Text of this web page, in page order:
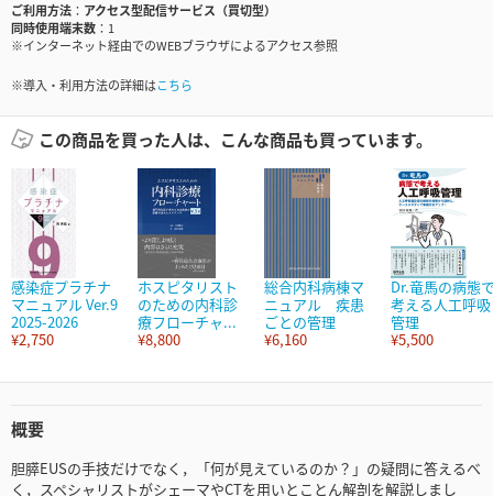
ご利用方法
アクセス型配信サービス（買切型）
同時使用端末数
1
※インターネット経由でのWEBブラウザによるアクセス参照
※導入・利用方法の詳細はこちら
この商品を買った人は、こんな商品も買っています。
感染症プラチナ
マニュアル Ver.9
2025-2026
¥2,750
ホスピタリスト
のための内科診
療フローチャ...
¥8,800
総合内科病棟マ
ニュアル 疾患
ごとの管理
¥6,160
Dr.竜馬の病態
考える人工呼吸
管理
¥5,500
概要
胆膵EUSの手技だけでなく，「何が見えているのか？」の疑問に答えるべ
く，スペシャリストがシェーマやCTを用いとことん解剖を解説しまし